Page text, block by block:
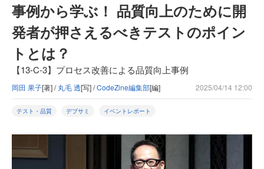
事例から学ぶ！ 品質向上のために開
発者が押さえるべきテストのポイン
トとは？
【13-C-3】プロセス改善による品質向上事例
岡田 果子[著] /丸毛 透[写] /CodeZine編集部[編] 2025/04/14 12:00
テスト・品質 デブサミ イベントレポート